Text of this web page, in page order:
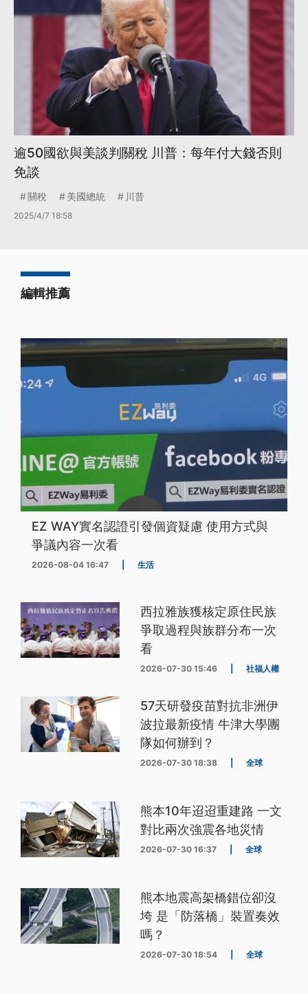
逾50國欲與美談判關稅 川普：每年付大錢否則
免談
關稅 美國總統 川普
2025/4/7 18:58
編輯推薦
EZ WAY實名認證引發個資疑慮 使用方式與
爭議內容一次看
2026-08-04 16:47 生活
西拉雅族獲核定原住民族
爭取過程與族群分布一次
看
2026-07-30 15:46 社福人權
57天研發疫苗對抗非洲伊
波拉最新疫情 牛津大學團
隊如何辦到？
2026-07-30 18:38 全球
熊本10年迢迢重建路 一文
對比兩次強震各地災情
2026-07-30 16:37 全球
熊本地震高架橋錯位卻沒
垮 是「防落橋」裝置奏效
嗎？
2026-07-30 18:54 全球